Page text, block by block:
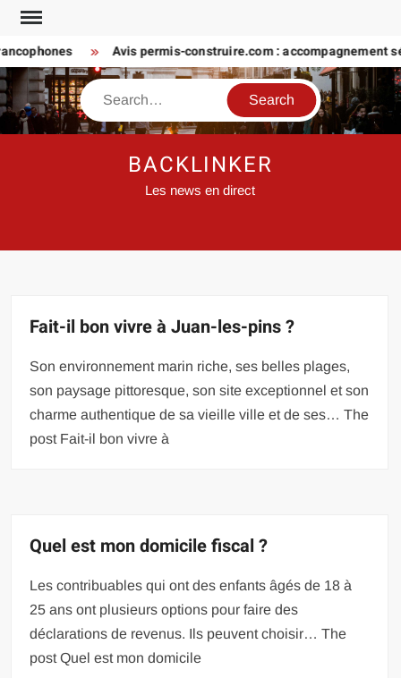
Skip
content
Avis permis-construire.com : accompagnement
Search
BACKLINKER
Les news en direct
Fait-il bon vivre à Juan-les-pins ?
Son environnement marin riche, ses belles plages,
son paysage pittoresque, son site exceptionnel et son
charme authentique de sa vieille ville et de ses… The
post Fait-il bon vivre à
Quel est mon domicile fiscal ?
Les contribuables qui ont des enfants âgés de 18 à
25 ans ont plusieurs options pour faire des
déclarations de revenus. Ils peuvent choisir… The
post Quel est mon domicile